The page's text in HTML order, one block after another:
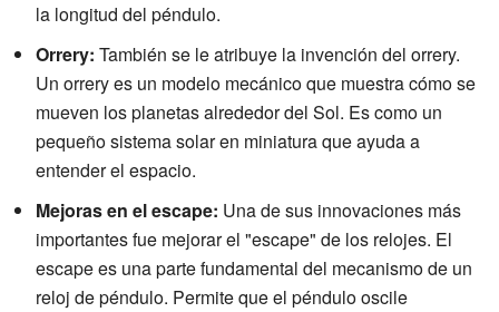
la longitud del péndulo.
Orrery: También se le atribuye la invención del orrery.
Un orrery es un modelo mecánico que muestra cómo se
mueven los planetas alrededor del Sol. Es como un
pequeño sistema solar en miniatura que ayuda a
entender el espacio.
Mejoras en el escape: Una de sus innovaciones más
importantes fue mejorar el "escape" de los relojes. El
escape es una parte fundamental del mecanismo de un
reloj de péndulo. Permite que el péndulo oscile